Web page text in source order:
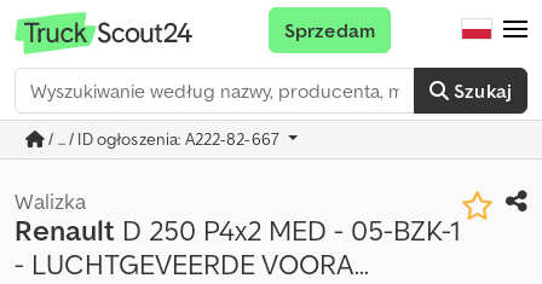
Szukaj
Sprzedam
/ ... / ID ogłoszenia: A222-82-667
Walizka
Renault D 250 P4x2 MED - 05-BZK-1
- LUCHTGEVEERDE VOORA...